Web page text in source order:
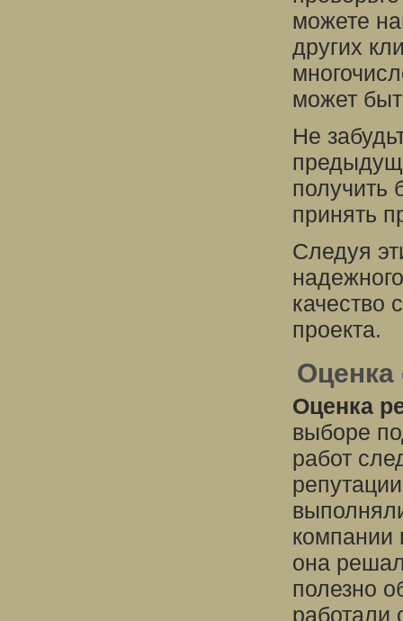
можете
других
может
Не
получить
принять
Следуя
качество
проекта.
Оценка
Оценка
выборе
работ
компании
она
полезно
работали